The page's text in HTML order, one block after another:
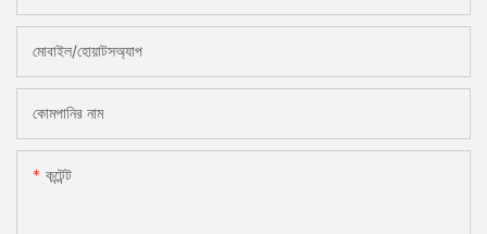
মোবাইল/হোয়াটসঅ্যাপ
কোমপানির নাম
কন্টেন্ট